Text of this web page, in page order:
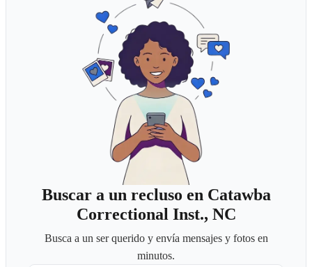
Buscar a un recluso en Catawba
Correctional Inst., NC
Busca a un ser querido y envía mensajes y fotos en
minutos.